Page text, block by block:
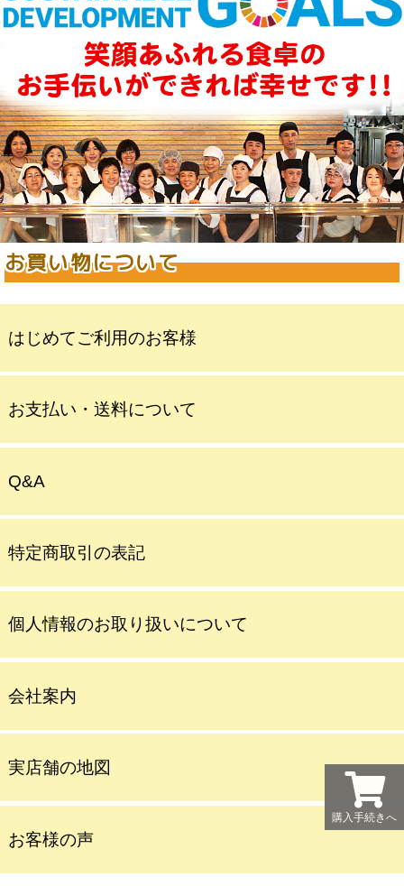
お買い物について
はじめてご利用のお客様
お支払い・送料について
Q&A
特定商取引の表記
個人情報のお取り扱いについて
会社案内
実店舗の地図
お客様の声
購入手続きへ